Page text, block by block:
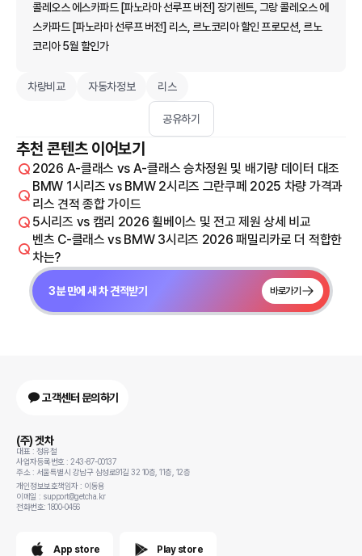
콜레오스 에스카파드 [파노라마 선루프 버전] 장기렌트, 그랑 콜레오스 에
스카파드 [파노라마 선루프 버전] 리스, 르노코리아 할인 프로모션, 르노
코리아 5월 할인가
차량비교 자동차정보 리스
공유하기
추천 콘텐츠 이어보기
2026 A-클래스 vs A-클래스 승차정원 및 배기량 데이터 대조
BMW 1시리즈 vs BMW 2시리즈 그란쿠페 2025 차량 가격과
리스 견적 종합 가이드
5시리즈 vs 캠리 2026 휠베이스 및 전고 제원 상세 비교
벤츠 C-클래스 vs BMW 3시리즈 2026 패밀리카로 더 적합한
차는?
3분 만에 새 차 견적받기 바로가기
고객센터 문의하기
(주) 겟차
대표 : 정유철
사업자등록번호 : 243-87-00137
주소 : 서울특별시 강남구 삼성로91길 32 10층, 11층, 12층
개인정보보호책임자 : 이동용
이메일 : support@getcha.kr
전화번호: 1800-0456
App store Play store